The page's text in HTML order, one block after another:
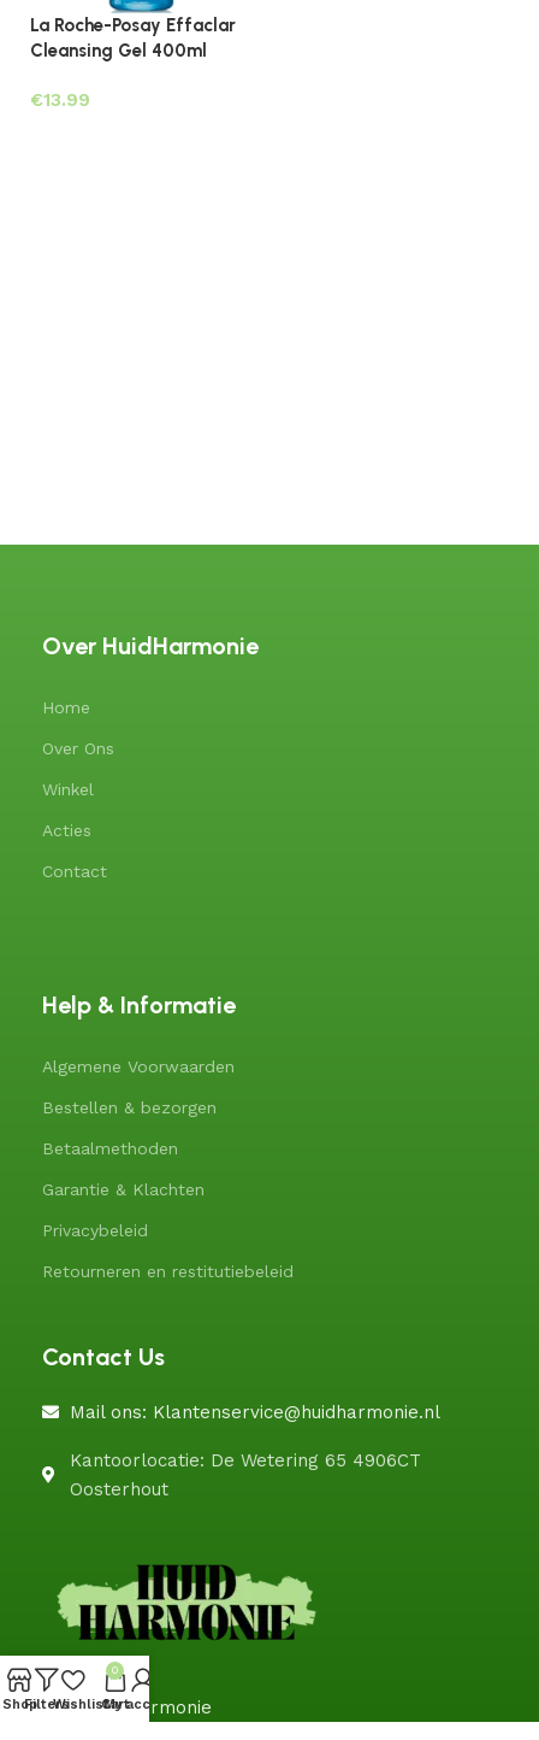
La Roche-Posay Effaclar
Cleansing Gel 400ml
€
Over HuidHarmonie
Home
Over Ons
Winkel
Acties
Contact
Help & Informatie
Algemene Voorwaarden
Bestellen & bezorgen
Betaalmethoden
Garantie & Klachten
Privacybeleid
Retourneren en restitutiebeleid
Contact Us
Mail ons: Klantenservice@huidharmonie.nl
Kantoorlocatie: De Wetering 65 4906CT
Oosterhout
@HuidHarmonie
ShopFiltersWishlist
0
Cart
My account